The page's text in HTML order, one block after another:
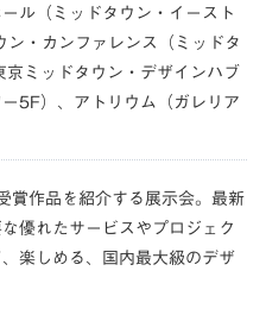
ル（ミッドタウン・イースト
ン・カンファレンス（ミッドタ
京ミッドタウン・デザインハブ
ー5F）、アトリウム（ガレリア
賞作品を紹介する展示会。最新
優れたサービスやプロジェク
楽しめる、国内最大級のデザ